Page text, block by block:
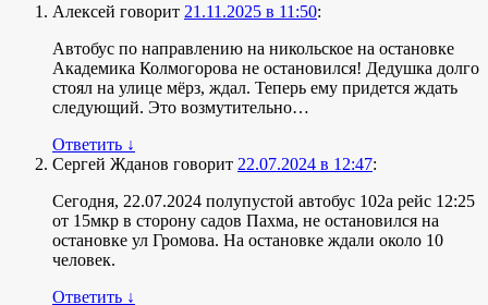
Алексей говорит 21.11.2025 в 11:50:
Автобус по направлению на никольское на остановке
Академика Колмогорова не остановился! Дедушка долго
стоял на улице мёрз, ждал. Теперь ему придется ждать
следующий. Это возмутительно…
Ответить ↓
Сергей Жданов говорит 22.07.2024 в 12:47:
Сегодня, 22.07.2024 полупустой автобус 102а рейс 12:25
от 15мкр в сторону садов Пахма, не остановился на
остановке ул Громова. На остановке ждали около 10
человек.
Ответить ↓